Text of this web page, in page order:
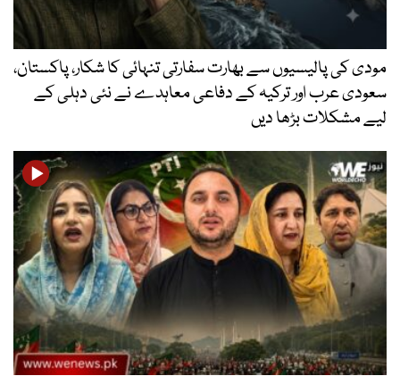
مودی کی پالیسیوں سے بھارت سفارتی تنہائی کا شکار، پاکستان،
سعودی عرب اور ترکیہ کے دفاعی معاہدے نے نئی دہلی کے
لیے مشکلات بڑھا دیں